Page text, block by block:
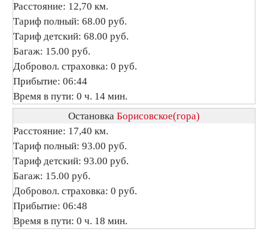
Расстояние: 12,70 км.
Тариф полный: 68.00 руб.
Тариф детский: 68.00 руб.
Багаж: 15.00 руб.
Добровол. страховка: 0 руб.
Прибытие: 06:44
Время в пути: 0 ч. 14 мин.
Остановка Борисовское(гора)
Расстояние: 17,40 км.
Тариф полный: 93.00 руб.
Тариф детский: 93.00 руб.
Багаж: 15.00 руб.
Добровол. страховка: 0 руб.
Прибытие: 06:48
Время в пути: 0 ч. 18 мин.